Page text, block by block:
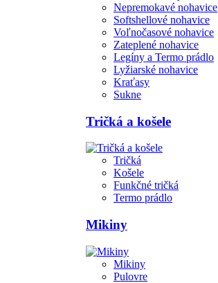
Nepremokavé nohavice
Softshellové nohavice
Voľnočasové nohavice
Zateplené nohavice
Legíny a Termo prádlo
Lyžiarské nohavice
Kraťasy
Sukne
Tričká a košele
Tričká
Košele
Funkčné tričká
Termo prádlo
Mikiny
Mikiny
Pulovre